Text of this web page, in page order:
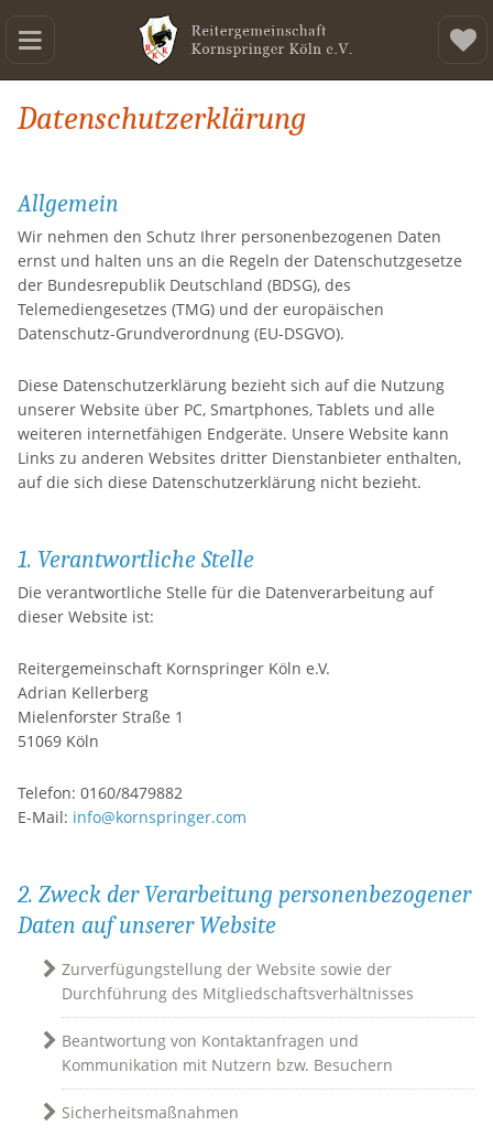
Datenschutzerklärung
Allgemein
Wir nehmen den Schutz Ihrer personenbezogenen Daten
ernst und halten uns an die Regeln der Datenschutzgesetze
der Bundesrepublik Deutschland (BDSG), des
Telemediengesetzes (TMG) und der europäischen
Datenschutz-Grundverordnung (EU-DSGVO).
Diese Datenschutzerklärung bezieht sich auf die Nutzung
unserer Website über PC, Smartphones, Tablets und alle
weiteren internetfähigen Endgeräte. Unsere Website kann
Links zu anderen Websites dritter Dienstanbieter enthalten,
auf die sich diese Datenschutzerklärung nicht bezieht.
1. Verantwortliche Stelle
Die verantwortliche Stelle für die Datenverarbeitung auf
dieser Website ist:
Reitergemeinschaft Kornspringer Köln e.V.
Adrian Kellerberg
Mielenforster Straße 1
51069 Köln
Telefon: 0160/8479882
E-Mail: info@kornspringer.com
2. Zweck der Verarbeitung personenbezogener
Daten auf unserer Website
Zurverfügungstellung der Website sowie der
Durchführung des Mitgliedschaftsverhältnisses
Beantwortung von Kontaktanfragen und
Kommunikation mit Nutzern bzw. Besuchern
Sicherheitsmaßnahmen